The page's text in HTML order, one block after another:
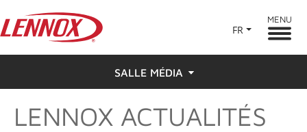
FR
MENU
SALLE MÉDIA
Actualités
LENNOX ACTUALITÉS